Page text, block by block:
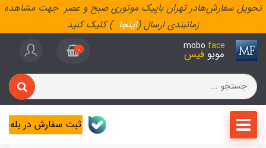
تحویل سفارش‌هادر تهران باپیک موتوری صبح و عصر جهت مشاهده
زمانبندی ارسال (اینجا..) کلیک کنید
mobo face
موبو فیس 0
ثبت سفارش در بله